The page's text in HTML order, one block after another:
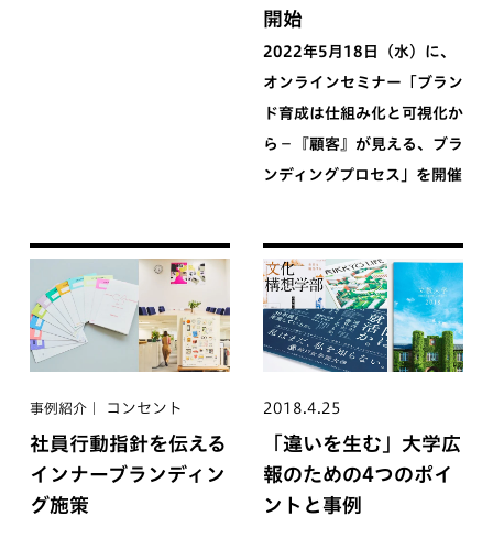
開始
2022年5月18日（水）に、
オンラインセミナー「ブラン
ド育成は仕組み化と可視化か
ら−『顧客』が見える、ブラ
ンディングプロセス」を開催
事例紹介 コンセント
社員行動指針を伝える
インナーブランディン
グ施策
2018.4.25
「違いを生む」大学広
報のための4つのポイ
ントと事例